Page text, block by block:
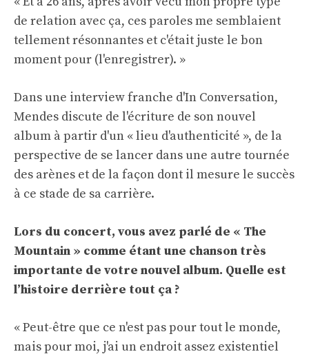
de relation avec ça, ces paroles me semblaient
tellement résonnantes et c'était juste le bon
moment pour (l'enregistrer). »
Dans une interview franche d'In Conversation,
Mendes discute de l'écriture de son nouvel
album à partir d'un « lieu d'authenticité », de la
perspective de se lancer dans une autre tournée
des arènes et de la façon dont il mesure le succès
à ce stade de sa carrière.
Lors du concert, vous avez parlé de « The
Mountain » comme étant une chanson très
importante de votre nouvel album. Quelle est
l’histoire derrière tout ça ?
« Peut-être que ce n'est pas pour tout le monde,
mais pour moi, j'ai un endroit assez existentiel